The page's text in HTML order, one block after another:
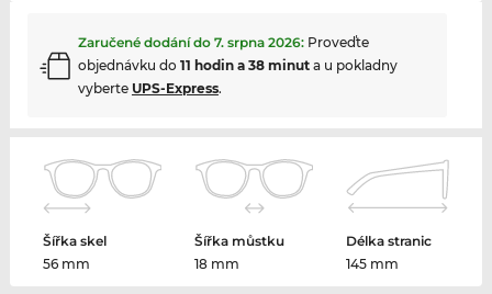
Zaručené dodání do 7. srpna 2026: Proveďte
objednávku do 11 hodin a 38 minuta u pokladny
vyberte UPS-Express.
Šířka skel
56 mm
Šířka můstku
18 mm
Délka stranic
145 mm